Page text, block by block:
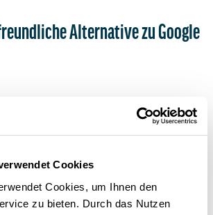
Cookies
Cookies, um Ihnen den
zu bieten. Durch das Nutzen
Alternative zu Google
Analyse- & Trackingtool, das bereits
Und seither gilt CheckEffect als
zu Google Analytics übermittelt
an
der EU.